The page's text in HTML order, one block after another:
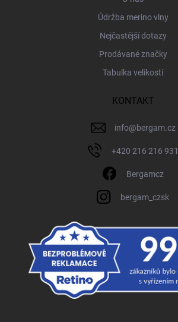
Údržba merino vlny
Nejčastější dotazy
Prodávané značky
Tabulka velikostí
KONTAKT
info@bergam.cz
+420 216 216 931
Bergamcz
bergam_czsk